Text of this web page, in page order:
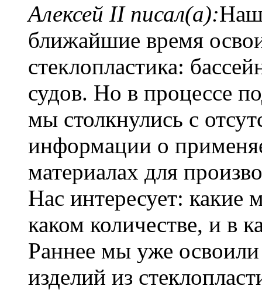
Алексей II писал(а):
ближайшие время
стеклопластика:
судов. Но в процессе
мы столкнулись с
информации о
материалах для
Нас интересует: какие
каком количестве, и в
Раннее мы уже
изделий из